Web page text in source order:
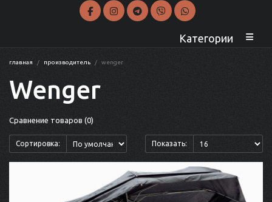
Категории
главная производитель wenger
Wenger
Сравнение товаров (0)
Сортировка: Показать: